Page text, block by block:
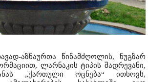
აზნაურთა წინამძღოლის, ნუგზარ
ლარნაკის ტიპის შადრევანი,
„ქართული ოცნება“ ითხოვს,